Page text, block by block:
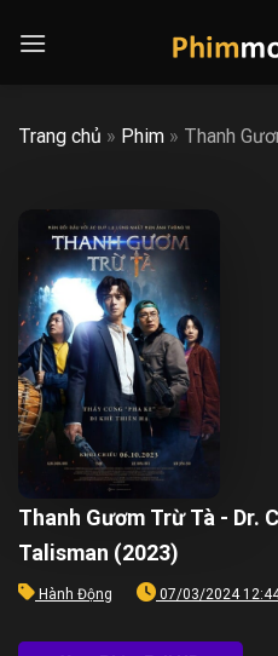
Trang chủ » Phim » Thanh
Thanh Gươm Trừ Tà - Dr.
Talisman (2023)
Hành Động 07/03/2024